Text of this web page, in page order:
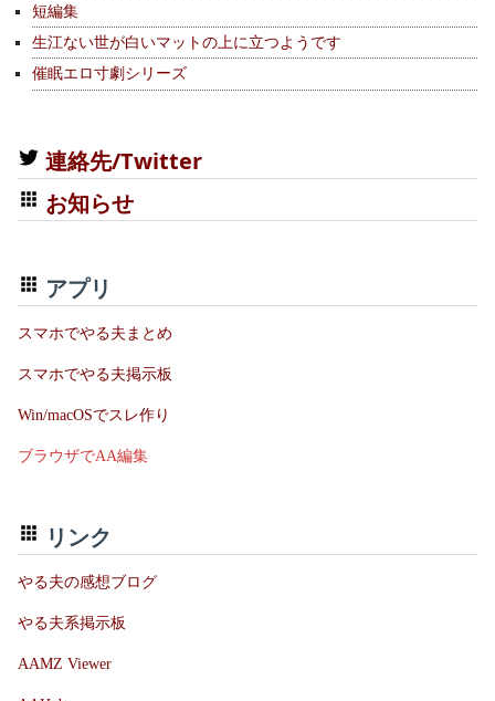
短編集
生江ない世が白いマットの上に立つようです
催眠エロ寸劇シリーズ
連絡先/Twitter
お知らせ
アプリ
スマホでやる夫まとめ
スマホでやる夫掲示板
Win/macOSでスレ作り
ブラウザでAA編集
リンク
やる夫の感想ブログ
やる夫系掲示板
AAMZ Viewer